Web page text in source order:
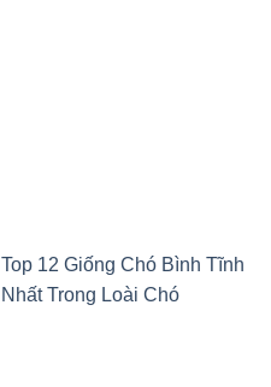
Top 12 Giống Chó Bình Tĩnh
Nhất Trong Loài Chó